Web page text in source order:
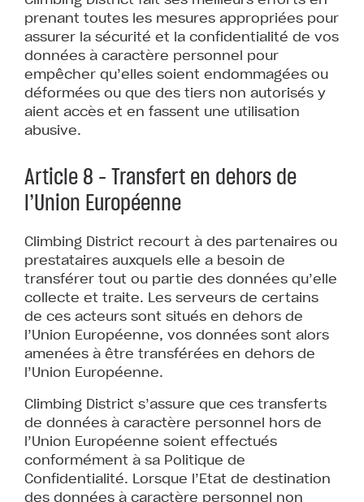
prenant toutes les mesures appropriées pour
assurer la sécurité et la confidentialité de vos
données à caractère personnel pour
empêcher qu’elles soient endommagées ou
déformées ou que des tiers non autorisés y
aient accès et en fassent une utilisation
abusive.
Article 8 – Transfert en dehors de
l’Union Européenne
Climbing District recourt à des partenaires ou
prestataires auxquels elle a besoin de
transférer tout ou partie des données qu’elle
collecte et traite. Les serveurs de certains
de ces acteurs sont situés en dehors de
l’Union Européenne, vos données sont alors
amenées à être transférées en dehors de
l’Union Européenne.
Climbing District s’assure que ces transferts
de données à caractère personnel hors de
l’Union Européenne soient effectués
conformément à sa Politique de
Confidentialité. Lorsque l’Etat de destination
des données à caractère personnel non